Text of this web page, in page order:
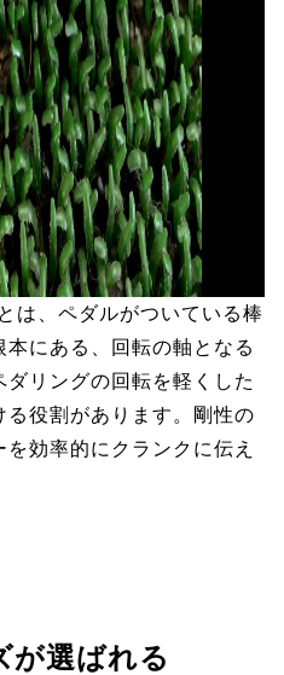
は、ペダルがついている棒
にある、回転の軸となる
リングの回転を軽くした
る役割があります。剛性の
効率的にクランクに伝え
が選ばれる